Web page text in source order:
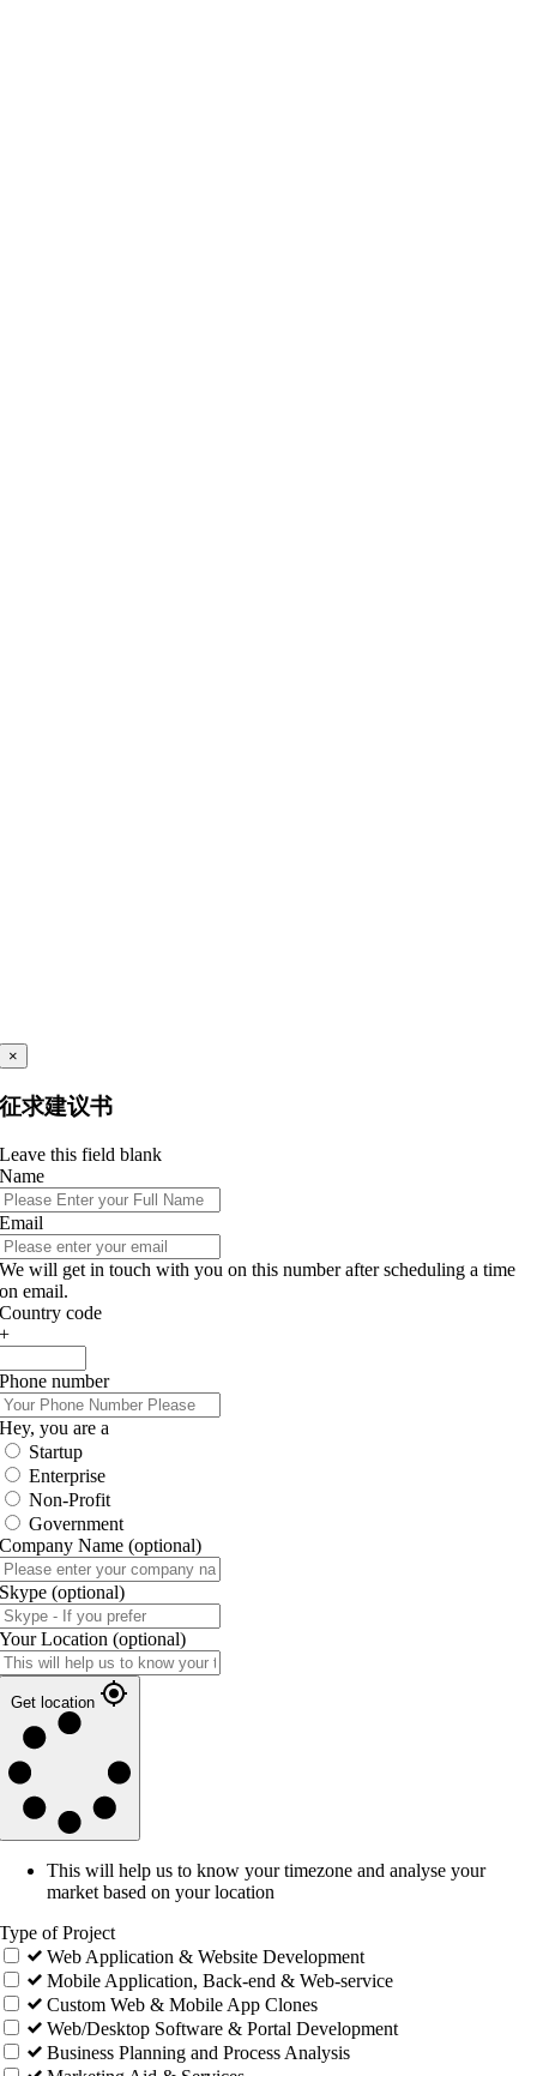
×
征求建议书
Leave this field blank
Name
Email
We will get in touch with you on this number after scheduling a time
on email.
Country code
+
Phone number
Hey, you are a
Startup
Enterprise
Non-Profit
Government
Company Name (optional)
Skype (optional)
Your Location (optional)
Get location
This will help us to know your timezone and analyse your
market based on your location
Type of Project
Web Application & Website Development
Mobile Application, Back-end & Web-service
Custom Web & Mobile App Clones
Web/Desktop Software & Portal Development
Business Planning and Process Analysis